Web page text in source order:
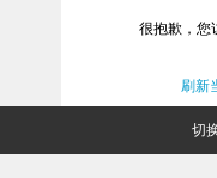
很抱歉，您
刷新
切